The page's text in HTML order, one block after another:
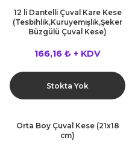
12 li Dantelli Çuval Kare Kese
(Tesbihlik,Kuruyemişlik,Şeker
Büzgülü Çuval Kese)
166,16 ₺ + KDV
Stokta Yok
Orta Boy Çuval Kese (21x18
cm)